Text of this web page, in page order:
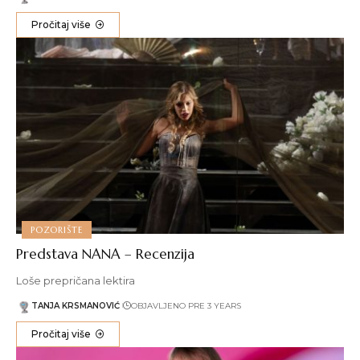
Pročitaj više
POZORIŠTE
Predstava NANA – Recenzija
Loše prepričana lektira
TANJA KRSMANOVIĆ OBJAVLJENO PRE 3 YEARS
Pročitaj više